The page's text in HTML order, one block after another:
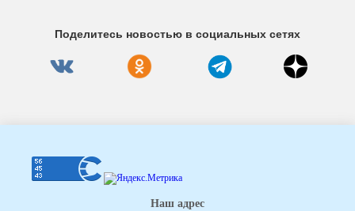
Поделитесь новостью в социальных сетях
Наш адрес